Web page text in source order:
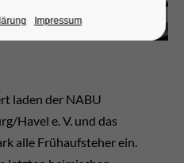
laden der NABU
Havel e. V. und das
alle Frühaufsteher ein.
Impressum